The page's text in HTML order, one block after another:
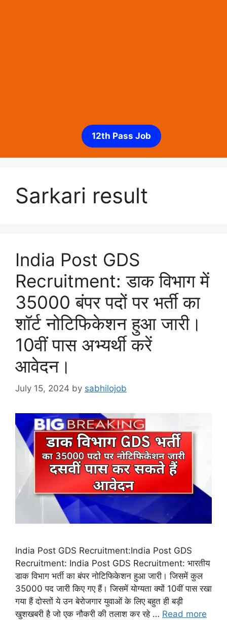
12th Pass Job
Sarkari result
India Post GDS
Recruitment: डाक विभाग में
35000 बंपर पदों पर भर्ती का
शॉर्ट नोटिफिकेशन हुआ जारी।
10वीं पास अभ्यर्थी करें
आवेदन।
July 15, 2024 by sabhilojob
India Post GDS Recruitment:India Post GDS
Recruitment: India Post GDS Recruitment: भारतीय
डाक विभाग भर्ती का बंपर नोटिफिकेशन हुआ जारी। जिसमें कुल
35000 पद जारी किए गए हैं। जिसमें योग्यता क्यों 10वीं पास रखा
गया हैं दोस्तों ये उन बेरोजगार युवाओं के लिए बहुत ही बड़ी
खुशखबरी है जो एक नौकरी की तलाश कर रहे … Read more